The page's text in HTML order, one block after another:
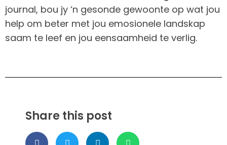
journal, bou jy ‘n gesonde gewoonte op wat jou
help om beter met jou emosionele landskap
saam te leef en jou eensaamheid te verlig.
Share this post